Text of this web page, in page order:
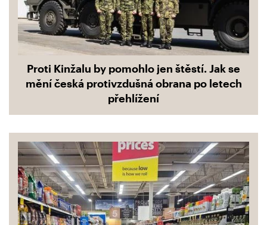
Proti Kinžalu by pomohlo jen štěstí. Jak se
mění česká protivzdušná obrana po letech
přehlížení